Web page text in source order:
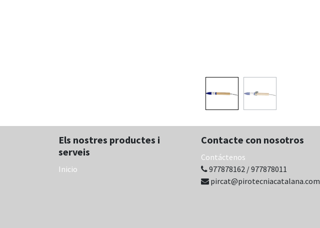
Els nostres productes i
serveis
Inicio
Contacte con nosotros
Contáctenos
977878162 / 977878011
pircat@pirotecniacatalana.com